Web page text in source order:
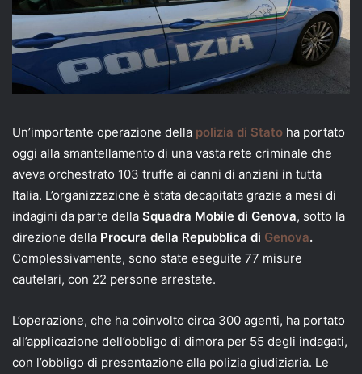
Un’importante operazione della polizia di Stato ha portato
oggi alla smantellamento di una vasta rete criminale che
aveva orchestrato 103 truffe ai danni di anziani in tutta
Italia. L’organizzazione è stata decapitata grazie a mesi di
indagini da parte della Squadra Mobile di Genova, sotto la
direzione della Procura della Repubblica di Genova.
Complessivamente, sono state eseguite 77 misure
cautelari, con 22 persone arrestate.
L’operazione, che ha coinvolto circa 300 agenti, ha portato
all’applicazione dell’obbligo di dimora per 55 degli indagati,
con l’obbligo di presentazione alla polizia giudiziaria. Le